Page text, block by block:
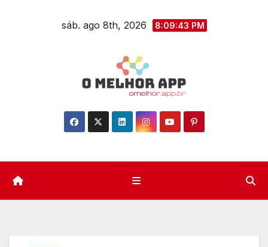
sáb. ago 8th, 2026 8:09:44 PM